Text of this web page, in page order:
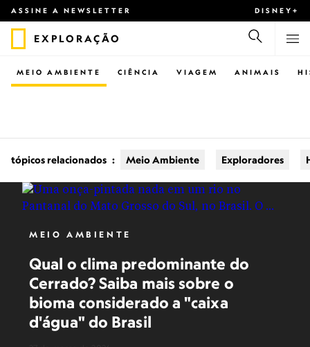
ASSINE A NEWSLETTER DISNEY+
EXPLORAÇÃO
CIÊNCIA VIAGEM ANIMAIS
MEIO AMBIENTE
tópicos relacionados : Meio Ambiente Exploradores
MEIO AMBIENTE
Qual o clima predominante do
Cerrado? Saiba mais sobre o
bioma considerado a "caixa
d'água" do Brasil